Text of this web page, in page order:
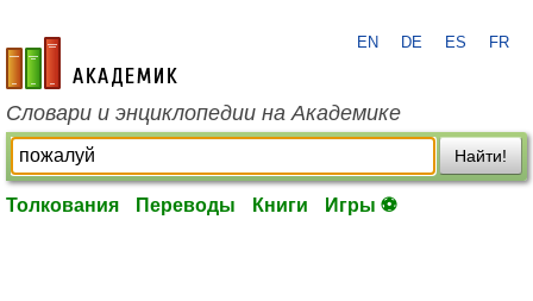
academic.ru
EN DE ES FR
Словари и энциклопедии на Академике
Найти!
Толкования Переводы Книги Игры ⚽